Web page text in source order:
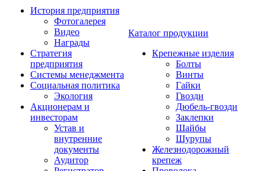
История предприятия
Фотогалерея
Видео
Награды
Стратегия
предприятия
Системы менеджмента
Социальная политика
Экология
Акционерам и
инвесторам
Устав и
внутренние
документы
Аудитор
Каталог продукции
Крепежные изделия
Болты
Винты
Гайки
Гвозди
Дюбель-гвозди
Заклепки
Шайбы
Шурупы
Железнодорожный
крепеж